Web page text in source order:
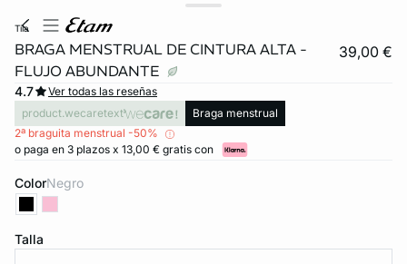
INVISIBLE
tila
BRAGA MENSTRUAL DE CINTURA ALTA -
FLUJO ABUNDANTE
39,00 €
4.7
Ver todas las reseñas
product.wecaretext
Braga menstrual
2ª braguita menstrual -50%
o paga en 3 plazos x 13,00 € gratis con
Color negro
Talla